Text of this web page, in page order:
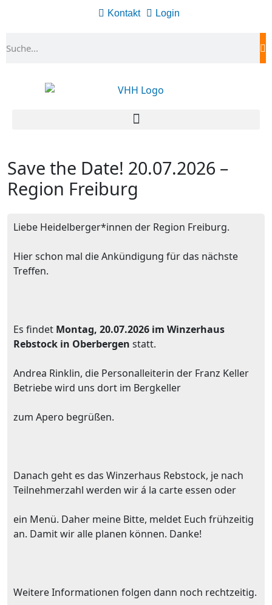
Kontakt Login
Save the Date! 20.07.2026 –
Region Freiburg
Liebe Heidelberger*innen der Region Freiburg.
Hier schon mal die Ankündigung für das nächste
Treffen.
Es findet Montag, 20.07.2026 im Winzerhaus
Rebstock in Oberbergen statt.
Andrea Rinklin, die Personalleiterin der Franz Keller
Betriebe wird uns dort im Bergkeller
zum Apero begrüßen.
Danach geht es das Winzerhaus Rebstock, je nach
Teilnehmerzahl werden wir á la carte essen oder
ein Menü. Daher meine Bitte, meldet Euch frühzeitig
an. Damit wir alle planen können. Danke!
Weitere Informationen folgen dann noch rechtzeitig.